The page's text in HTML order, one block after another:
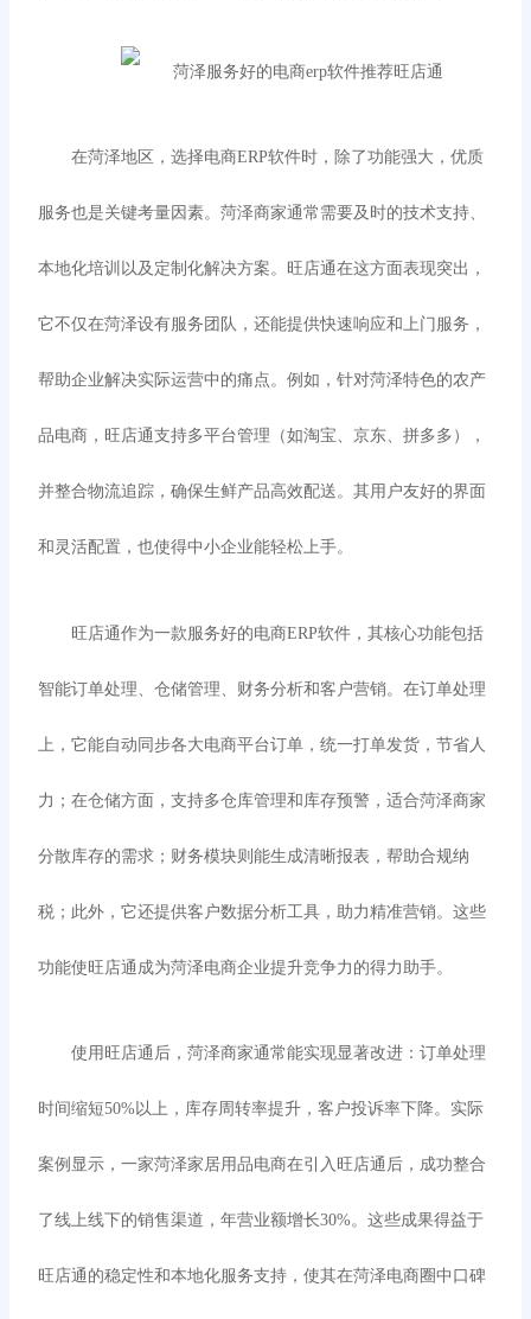
在菏泽地区，选择电商ERP软件时，除了功能强大，优质
服务也是关键考量因素。菏泽商家通常需要及时的技术支持、
本地化培训以及定制化解决方案。旺店通在这方面表现突出，
它不仅在菏泽设有服务团队，还能提供快速响应和上门服务，
帮助企业解决实际运营中的痛点。例如，针对菏泽特色的农产
品电商，旺店通支持多平台管理（如淘宝、京东、拼多多），
并整合物流追踪，确保生鲜产品高效配送。其用户友好的界面
和灵活配置，也使得中小企业能轻松上手。
旺店通作为一款服务好的电商ERP软件，其核心功能包括
智能订单处理、仓储管理、财务分析和客户营销。在订单处理
上，它能自动同步各大电商平台订单，统一打单发货，节省人
力；在仓储方面，支持多仓库管理和库存预警，适合菏泽商家
分散库存的需求；财务模块则能生成清晰报表，帮助合规纳
税；此外，它还提供客户数据分析工具，助力精准营销。这些
功能使旺店通成为菏泽电商企业提升竞争力的得力助手。
使用旺店通后，菏泽商家通常能实现显著改进：订单处理
时间缩短50%以上，库存周转率提升，客户投诉率下降。实际
案例显示，一家菏泽家居用品电商在引入旺店通后，成功整合
了线上线下的销售渠道，年营业额增长30%。这些成果得益于
旺店通的稳定性和本地化服务支持，使其在菏泽电商圈中口碑